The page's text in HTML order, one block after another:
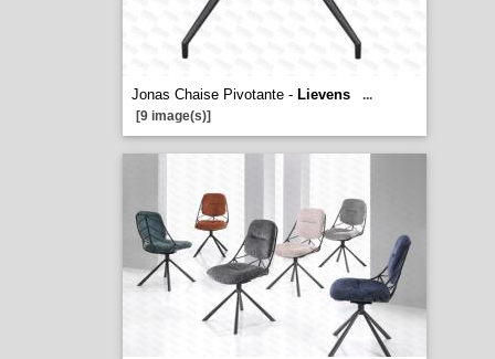
Jonas Chaise Pivotante - Lievens
...
[9 image(s)]